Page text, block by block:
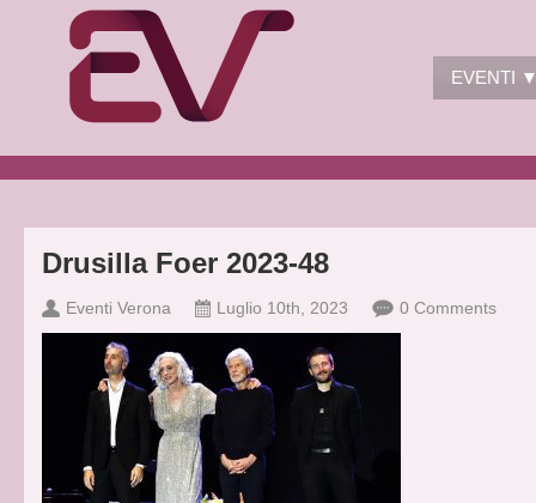
EVENTI
Drusilla Foer 2023-48
Eventi Verona Luglio 10th, 2023 0 Comments